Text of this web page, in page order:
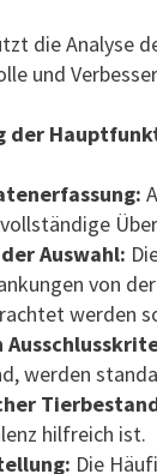
die Analyse
und
der
Auswahl:
von
werden
werden
hilfreich ist.
Die